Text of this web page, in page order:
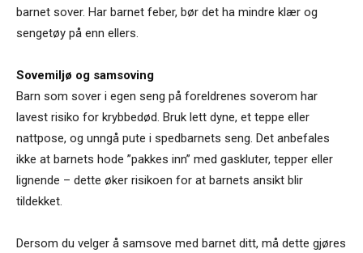
barnet sover. Har barnet feber, bør det ha mindre klær og
sengetøy på enn ellers.
Sovemiljø og samsoving
Barn som sover i egen seng på foreldrenes soverom har
lavest risiko for krybbedød. Bruk lett dyne, et teppe eller
nattpose, og unngå pute i spedbarnets seng. Det anbefales
ikke at barnets hode ”pakkes inn” med gaskluter, tepper eller
lignende – dette øker risikoen for at barnets ansikt blir
tildekket.
Dersom du velger å samsove med barnet ditt, må dette gjøres